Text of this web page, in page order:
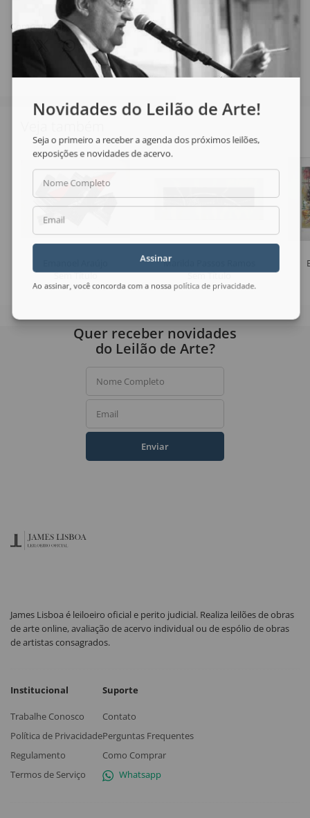
Compartilhar
Sem Título
Marilda Passos Ramos
Sem Título
Novidades do Leilão de Arte!
Seja o primeiro a receber a agenda dos próximos leilões,
exposições e novidades de acervo.
Nome Completo
Email
Assinar
Ao assinar, você concorda com a nossa política de privacidade.
Quer receber novidades
do Leilão de Arte?
Nome Completo
Email
Enviar
James Lisboa é leiloeiro oficial e perito judicial. Realiza leilões de obras
de arte online, avaliação de acervo individual ou de espólio de obras
de artistas consagrados.
Institucional
Trabalhe Conosco
Política de Privacidade
Regulamento
Termos de Serviço
Suporte
Contato
Perguntas Frequentes
Como Comprar
Whatsapp